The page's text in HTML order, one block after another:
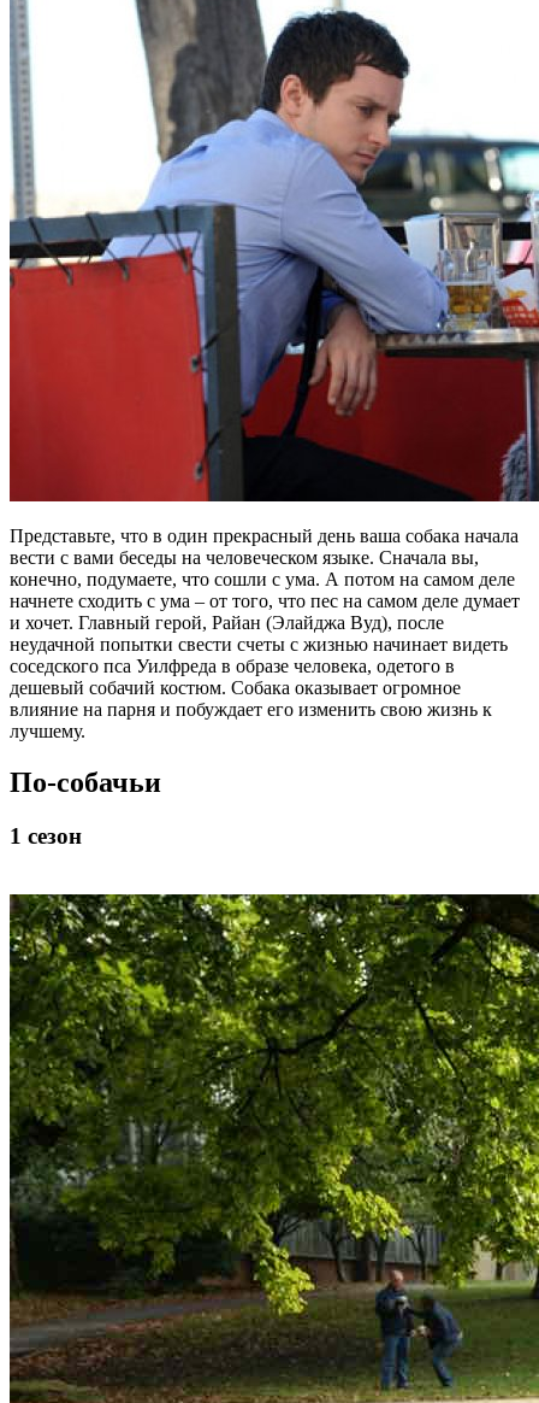
Представьте, что в один прекрасный день ваша собака начала
вести с вами беседы на человеческом языке. Сначала вы,
конечно, подумаете, что сошли с ума. А потом на самом деле
начнете сходить с ума – от того, что пес на самом деле думает
и хочет. Главный герой, Райан (Элайджа Вуд), после
неудачной попытки свести счеты с жизнью начинает видеть
соседского пса Уилфреда в образе человека, одетого в
дешевый собачий костюм. Собака оказывает огромное
влияние на парня и побуждает его изменить свою жизнь к
лучшему.
По-собачьи
1 сезон